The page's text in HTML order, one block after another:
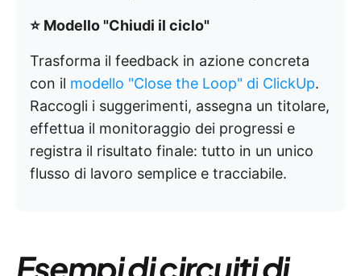
⭐ Modello "Chiudi il ciclo"
Trasforma il feedback in azione concreta
con il modello "Close the Loop" di ClickUp.
Raccogli i suggerimenti, assegna un titolare,
effettua il monitoraggio dei progressi e
registra il risultato finale: tutto in un unico
flusso di lavoro semplice e tracciabile.
Esempi di circuiti di